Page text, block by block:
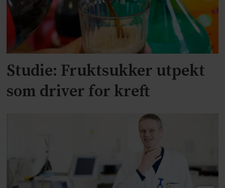
Studie: Fruktsukker utpekt
som driver for kreft